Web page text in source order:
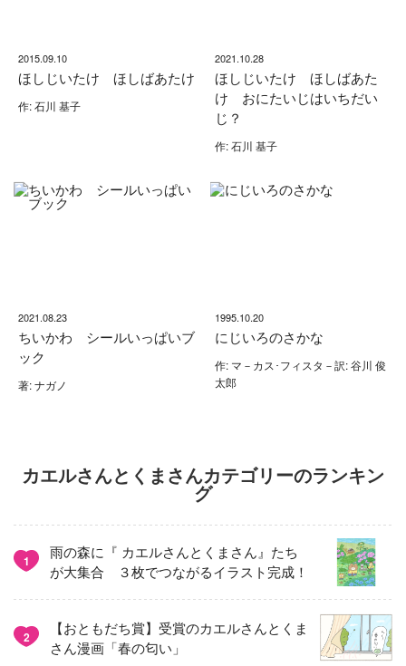
2015.09.10
ほしじいたけ ほしばあたけ
作: 石川 基子
2021.10.28
ほしじいたけ ほしばあた
け おにたいじはいちだい
じ？
作: 石川 基子
2021.08.23
ちいかわ シールいっぱいブ
ック
著: ナガノ
1995.10.20
にじいろのさかな
作: マ－カス･フィスタ－訳: 谷川 俊
太郎
カエルさんとくまさんカテゴリーのランキン
グ
1
雨の森に『 カエルさんとくまさん』たち
が大集合 ３枚でつながるイラスト完成！
2
【おともだち賞】受賞のカエルさんとくま
さん漫画「春の匂い」